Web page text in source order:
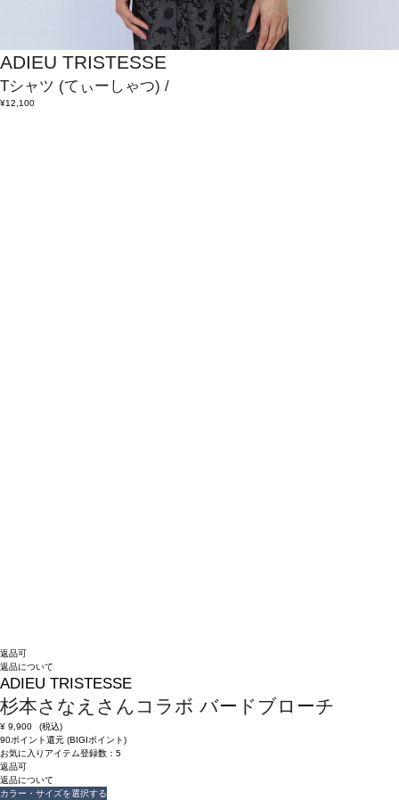
ADIEU TRISTESSE
Tシャツ (てぃーしゃつ) /
¥12,100
返品可
返品について
ADIEU TRISTESSE
杉本さなえさんコラボ バードブローチ
¥ 9,900
(税込)
90ポイント還元 (BIGIポイント)
お気に入りアイテム登録数： 5
返品可
返品について
カラー・サイズを選択する